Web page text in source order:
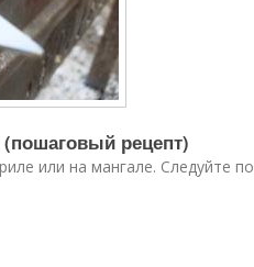
рецепт)
или на мангале. Следуйте по